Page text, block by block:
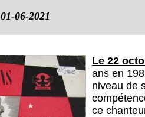
01-06-2021
Le 22
ans en
niveau de
ce